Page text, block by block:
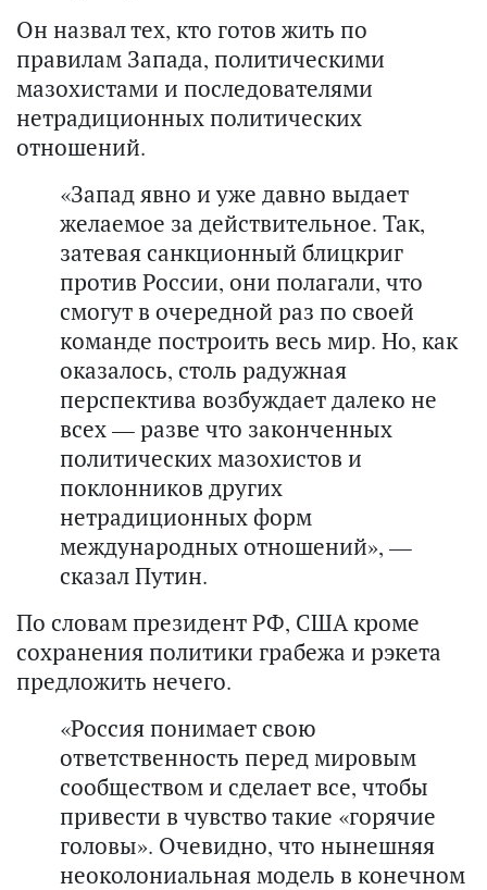
Он назвал тех, кто готов жить по
правилам Запада, политическими
мазохистами и последователями
нетрадиционных политических
отношений.
«Запад явно и уже давно выдает
желаемое за действительное. Так,
затевая санкционный блицкриг
против России, они полагали, что
смогут в очередной раз по своей
команде построить весь мир. Но, как
оказалось, столь радужная
перспектива возбуждает далеко не
всех — разве что законченных
политических мазохистов и
поклонников других
нетрадиционных форм
международных отношений», —
сказал Путин.
По словам президент РФ, США кроме
сохранения политики грабежа и рэкета
предложить нечего.
«Россия понимает свою
ответственность перед мировым
сообществом и сделает все, чтобы
привести в чувство такие «горячие
головы». Очевидно, что нынешняя
неоколониальная модель в конечном